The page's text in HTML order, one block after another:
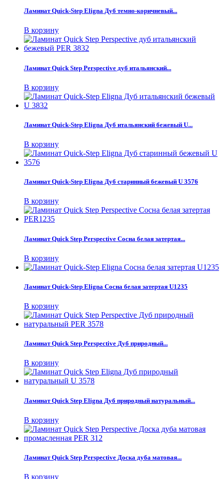
Ламинат Quick-Step Eligna Дуб темно-коричневый...
В корзину
Ламинат Quick Step Perspective дуб итальянский...
В корзину
Ламинат Quick-Step Eligna Дуб итальянский бежевый U...
В корзину
Ламинат Quick-Step Eligna Дуб старинный бежевый U 3576
В корзину
Ламинат Quick Step Perspective Сосна белая затертая...
В корзину
Ламинат Quick-Step Eligna Сосна белая затертая U1235
В корзину
Ламинат Quick Step Perspective Дуб природный...
В корзину
Ламинат Quick Step Eligna Дуб природный натуральный...
В корзину
Ламинат Quick Step Perspective Доска дуба матовая...
В корзину